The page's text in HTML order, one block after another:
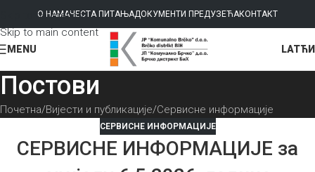
Skip to navigation
Skip to main content
О НАМАЧЕСТА ПИТАЊАДОКУМЕНТИ ПРЕДУЗЕЋАКОНТАКТ
MENU LAT
Постови
Почетна Вијести и публикације Сервисне информације
СЕРВИСНЕ ИНФОРМАЦИЈЕ
СЕРВИСНЕ ИНФОРМАЦИЈЕ за